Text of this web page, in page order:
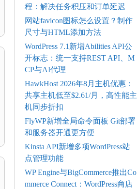
程：解决任务积压和订单延迟
网站favicon图标怎么设置？制作
尺寸与HTML添加方法
WordPress 7.1新增Abilities API公
开标志：统一支持REST API、M
CP与AI代理
HawkHost 2026年8月主机优惠：
共享主机低至$2.61/月，高性能主
机同步折扣
FlyWP新增全局命令面板 Git部署
和服务器开通更方便
Kinsta API新增多项WordPress站
点管理功能
WP Engine与BigCommerce推出Co
mmerce Connect：WordPress商店